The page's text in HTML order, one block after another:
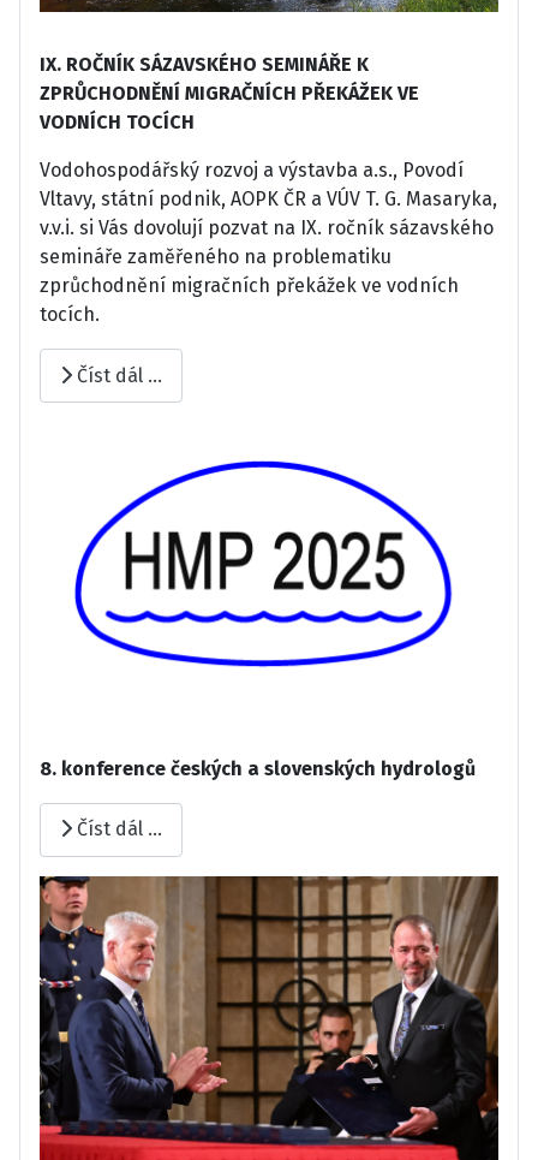
IX. ROČNÍK SÁZAVSKÉHO SEMINÁŘE K
ZPRŮCHODNĚNÍ MIGRAČNÍCH PŘEKÁŽEK VE
VODNÍCH TOCÍCH
Vodohospodářský rozvoj a výstavba a.s., Povodí
Vltavy, státní podnik, AOPK ČR a VÚV T. G. Masaryka,
v.v.i. si Vás dovolují pozvat na IX. ročník sázavského
semináře zaměřeného na problematiku
zprůchodnění migračních překážek ve vodních
tocích.
Číst dál …
8. konference českých a slovenských hydrologů
Číst dál …